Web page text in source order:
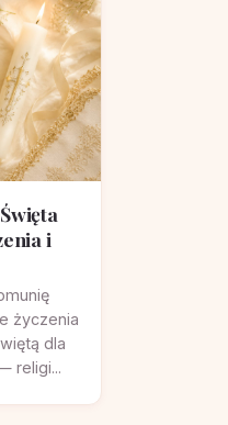
i
życzenia
dla
religi...